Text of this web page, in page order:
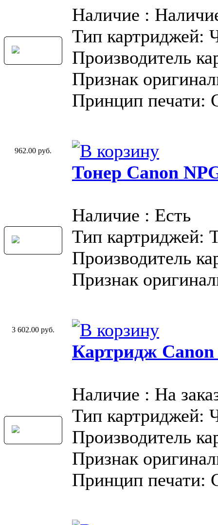
Наличие :
Тип картриджей:
Производитель
Признак
Принцип печати:
962.00 руб.
Тонер Canon
Наличие : Есть
Тип картриджей:
Производитель
Признак
3 602.00 руб.
Картридж Canon
Наличие : На
Тип картриджей:
Производитель
Признак
Принцип печати: